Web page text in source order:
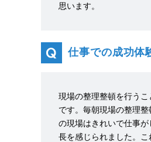
思います。
仕事での成功体
現場の整理整頓を行う
です。毎朝現場の整理
の現場はきれいで仕事
長を感じられました。